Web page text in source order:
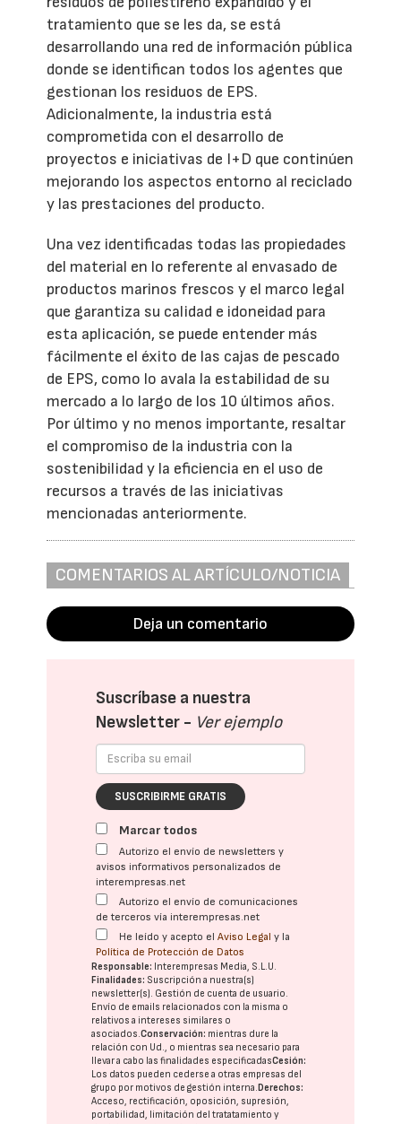
tratamiento que se les da, se está
desarrollando una red de información pública
donde se identifican todos los agentes que
gestionan los residuos de EPS.
Adicionalmente, la industria está
comprometida con el desarrollo de
proyectos e iniciativas de I+D que continúen
mejorando los aspectos entorno al reciclado
y las prestaciones del producto.
Una vez identificadas todas las propiedades
del material en lo referente al envasado de
productos marinos frescos y el marco legal
que garantiza su calidad e idoneidad para
esta aplicación, se puede entender más
fácilmente el éxito de las cajas de pescado
de EPS, como lo avala la estabilidad de su
mercado a lo largo de los 10 últimos años.
Por último y no menos importante, resaltar
el compromiso de la industria con la
sostenibilidad y la eficiencia en el uso de
recursos a través de las iniciativas
mencionadas anteriormente.
COMENTARIOS AL ARTÍCULO/NOTICIA
Deja un comentario
Suscríbase a nuestra
Newsletter - Ver ejemplo
SUSCRIBIRME GRATIS
Marcar todos
Autorizo el envío de newsletters y
avisos informativos personalizados de
interempresas.net
Autorizo el envío de comunicaciones
de terceros vía interempresas.net
He leído y acepto elAviso Legal y la
Política de Protección de Datos
Responsable: Interempresas Media, S.L.U.
Finalidades: Suscripción a nuestra(s)
newsletter(s). Gestión de cuenta de usuario.
Envío de emails relacionados con la misma o
relativos a intereses similares o
asociados.Conservación: mientras dure la
relación con Ud., o mientras sea necesario para
llevar a cabo las finalidades especificadasCesión:
Los datos pueden cederse a otras empresas del
grupo por motivos de gestión interna.Derechos:
Acceso, rectificación, oposición, supresión,
portabilidad, limitación del tratatamiento y